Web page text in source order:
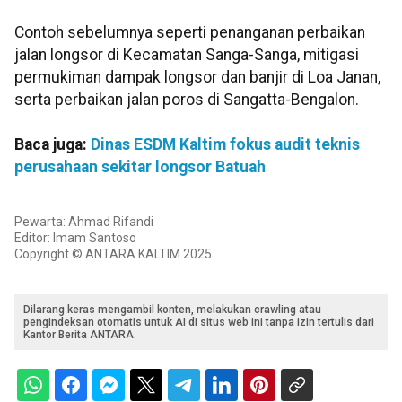
Contoh sebelumnya seperti penanganan perbaikan
jalan longsor di Kecamatan Sanga-Sanga, mitigasi
permukiman dampak longsor dan banjir di Loa Janan,
serta perbaikan jalan poros di Sangatta-Bengalon.
Baca juga: Dinas ESDM Kaltim fokus audit teknis
perusahaan sekitar longsor Batuah
Pewarta: Ahmad Rifandi
Editor: Imam Santoso
Copyright © ANTARA KALTIM 2025
Dilarang keras mengambil konten, melakukan crawling atau
pengindeksan otomatis untuk AI di situs web ini tanpa izin tertulis dari
Kantor Berita ANTARA.